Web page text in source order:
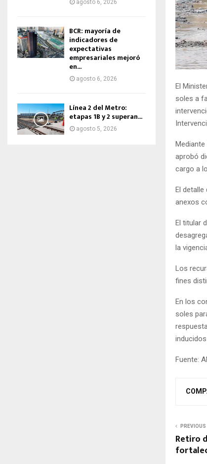
El
soles a
Mediante
aprobó
cargo a
El
anexos
El titular
la
Los
fines
En los
soles
Fuente:
Retiro
agosto 6, 2026
BCR: mayoría de
indicadores de
expectativas
empresariales mejoró
en...
agosto 6, 2026
Línea 2 del Metro:
etapas 1B y 2 superan...
agosto 5, 2026